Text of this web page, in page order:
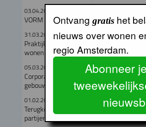
03.04.2026
VORM bouwt 245 seniorenwoningen in
31.03.2026
Praktijkvoorbeelden woonzorgconcepten:
wonen tot doorstroomwoningen
05.03.2026
Corporatiedebat: waar en voor wie moet
gebouwd?
01.02.2026
Terugkeer van publiek woonbedrijf bepleit
partijen
Ontvang gratishet
nieuws over wonen
regio Amsterdam.
Abonneer